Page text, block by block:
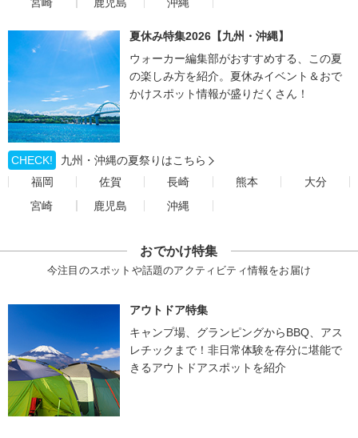
宮崎
鹿児島 沖縄
夏休み特集2026【九州・沖縄】
ウォーカー編集部がおすすめする、この夏
の楽しみ方を紹介。夏休みイベント＆おで
かけスポット情報が盛りだくさん！
CHECK!
九州・沖縄の夏祭りはこちら
福岡
佐賀 長崎 熊本
大分
宮崎
鹿児島 沖縄
おでかけ特集
今注目のスポットや話題のアクティビティ情報をお届け
アウトドア特集
キャンプ場、グランピングからBBQ、アス
レチックまで！非日常体験を存分に堪能で
きるアウトドアスポットを紹介